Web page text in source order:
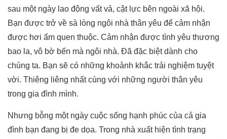
sau một ngày lao động vất vả, cật lực bên ngoài xã hội.
Bạn được trở về sà lòng ngôi nhà thân yêu để cảm nhận
được hơi ấm quen thuộc. Cảm nhận được tình yêu thương
bao la, vô bờ bến mà ngôi nhà. Đã đặc biệt dành cho
chúng ta. Bạn sẽ có những khoảnh khắc trải nghiệm tuyệt
vời. Thiêng liêng nhất cùng với những người thân yêu
trong gia đình mình.
Nhưng bỗng một ngày cuộc sống hạnh phúc của cả gia
đình bạn đang bị đe dọa. Trong nhà xuất hiện tình trạng